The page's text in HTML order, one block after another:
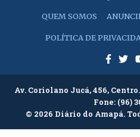
QUEM SOMOS
POLÍTICA DE
Av. Coriolano Jucá, 456, Centro.
Fone: (96)
© 2026 Diário do Amapá.